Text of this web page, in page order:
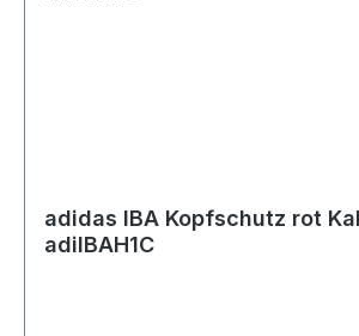
adidas IBA Kopfschutz rot
adiIBAH1C